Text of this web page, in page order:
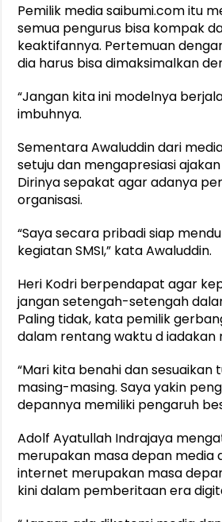
Pemilik media saibumi.com itu
semua pengurus bisa kompak
keaktifannya. Pertemuan
dia harus bisa dimaksimalkan
“Jangan kita ini modelnya
imbuhnya.
Sementara Awaluddin dari
setuju dan mengapresiasi
Dirinya sepakat agar adanya
organisasi.
“Saya secara pribadi siap
kegiatan SMSI,” kata Awaluddin.
Heri Kodri berpendapat agar
jangan setengah-setengah
Paling tidak, kata pemilik
dalam rentang waktu d iadakan
“Mari kita benahi dan sesuaikan
masing-masing. Saya yakin
depannya memiliki pengaruh
Adolf Ayatullah Indrajaya
merupakan masa depan media
internet merupakan masa
kini dalam pemberitaan era